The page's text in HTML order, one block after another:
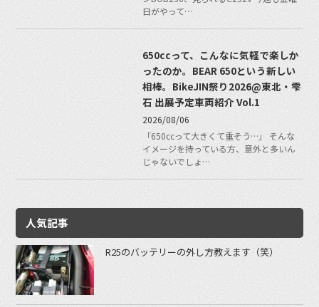
日がやって…
650ccって、こんなに気軽で楽しか
ったのか。BEAR 650という新しい
相棒。BikeJIN祭り2026@東北・雫
石 出展予定車両紹介 Vol.1
2026/08/06
「650ccって大きくて重そう…」 そんな
イメージを持っている方、意外と多いん
じゃないでしょ…
人気記事
R25のバッテリーの外し方教えます（笑）